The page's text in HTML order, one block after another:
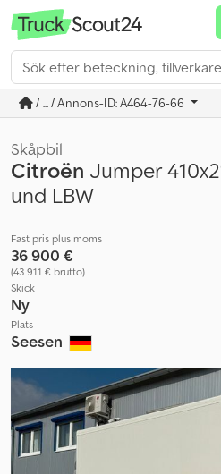
/ ... / Annons-ID: A464-76-66
Skåpbil
Citroën Jumper
und LBW
Fast pris plus moms
36 900 €
(43 911 € brutto)
Skick
Ny
Plats
Seesen